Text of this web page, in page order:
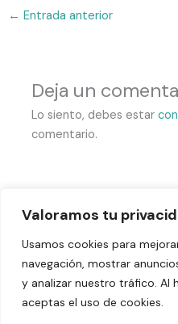
Valoramos tu
Usamos cookies para
navegación, mostrar
y analizar nuestro tráfico. Al
aceptas el uso de cookies.
← Entrada anterior
Deja un
Lo siento, debes estar
comentario.
Aviso legal|Política de
Declaración